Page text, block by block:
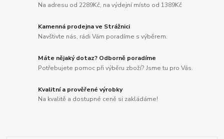
Na adresu od 2289Kč, na výdejní místo od 1389Kč
Kamenná prodejna ve Strážnici
Navštivte nás, rádi Vám poradíme s výběrem.
Máte nějaký dotaz? Odborně poradíme
Potřebujete pomoc při výběru zboží? Jsme tu pro Vás.
Kvalitní a prověřené výrobky
Na kvalitě a dostupné ceně si zakládáme!